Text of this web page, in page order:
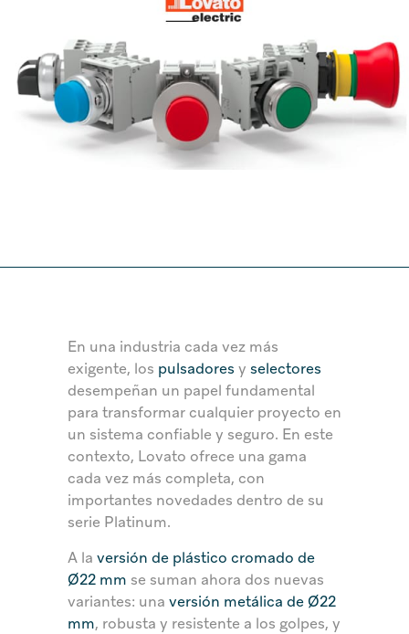
En una industria cada vez más
exigente, los pulsadores y selectores
desempeñan un papel fundamental
para transformar cualquier proyecto en
un sistema confiable y seguro. En este
contexto, Lovato ofrece una gama
cada vez más completa, con
importantes novedades dentro de su
serie Platinum.
A la versión de plástico cromado de
Ø22 mm se suman ahora dos nuevas
variantes: una versión metálica de Ø22
mm, robusta y resistente a los golpes, y